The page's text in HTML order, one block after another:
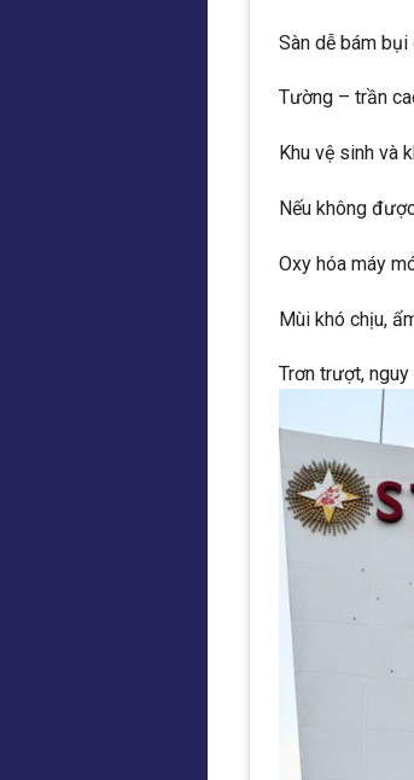
Sàn dễ bám
Tường – trần
Khu vệ sinh và
Nếu không
Oxy hóa máy
Mùi khó chịu,
Trơn trượt,